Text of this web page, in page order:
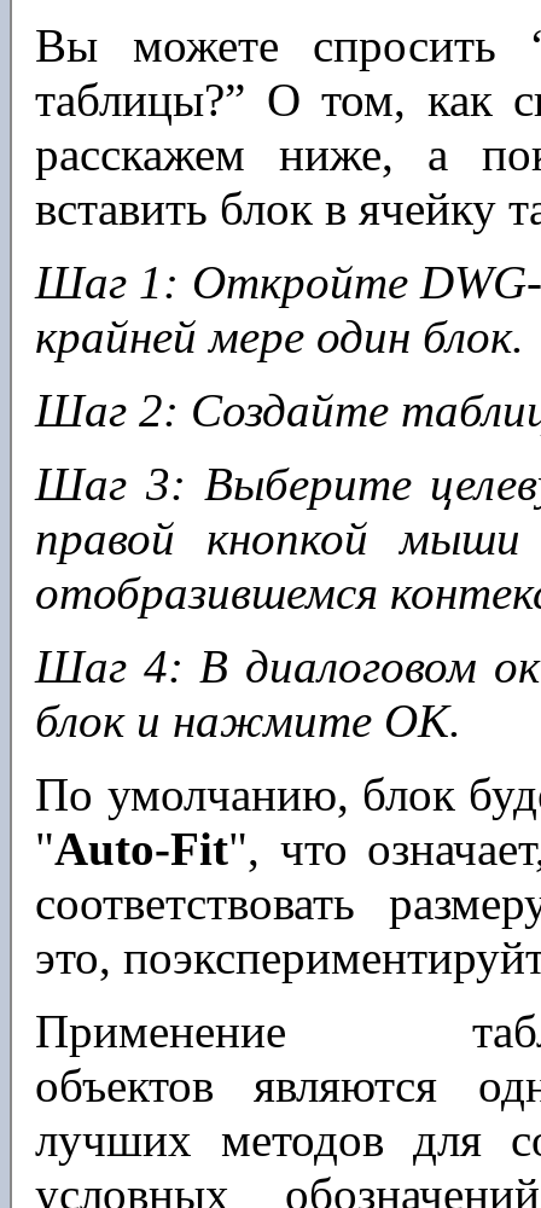
Вы можете спросить
таблицы?” О том, как
расскажем ниже, а
вставить блок в ячейку
Шаг 1: Откройте
крайней мере один блок.
Шаг 2: Создайте
Шаг 3: Выберите
правой кнопкой
отобразившемся
Шаг 4: В диалоговом
блок и нажмите OK.
По умолчанию, блок
"Auto-Fit", что
соответствовать
это,
Применение
объектов являются
лучших методов для
условных